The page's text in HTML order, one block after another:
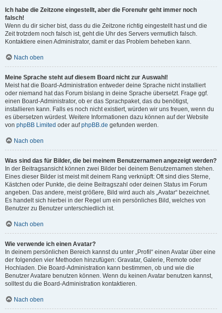
Ich habe die Zeitzone eingestellt, aber die Forenuhr geht immer noch
falsch!
Wenn du dir sicher bist, dass du die Zeitzone richtig eingestellt hast und die
Zeit trotzdem noch falsch ist, geht die Uhr des Servers vermutlich falsch.
Kontaktiere einen Administrator, damit er das Problem beheben kann.
Nach oben
Meine Sprache steht auf diesem Board nicht zur Auswahl!
Meist hat die Board-Administration entweder deine Sprache nicht installiert
oder niemand hat das Forum bislang in deine Sprache übersetzt. Frage ggf.
einen Board-Administrator, ob er das Sprachpaket, das du benötigst,
installieren kann. Falls es noch nicht existiert, würden wir uns freuen, wenn du
es übersetzen würdest. Weitere Informationen dazu können auf der Website
von phpBB Limited oder aufphpBB.de gefunden werden.
Nach oben
Was sind das für Bilder, die bei meinem Benutzernamen angezeigt werden?
In der Beitragsansicht können zwei Bilder bei deinem Benutzernamen stehen.
Eines dieser Bilder ist meist mit deinem Rang verknüpft: Oft sind dies Sterne,
Kästchen oder Punkte, die deine Beitragszahl oder deinen Status im Forum
angeben. Das andere, meist größere, Bild wird auch als „Avatar“ bezeichnet.
Es handelt sich hierbei in der Regel um ein persönliches Bild, welches von
Benutzer zu Benutzer unterschiedlich ist.
Nach oben
Wie verwende ich einen Avatar?
In deinem persönlichen Bereich kannst du unter „Profil“ einen Avatar über eine
der folgenden vier Methoden hinzufügen: Gravatar, Galerie, Remote oder
Hochladen. Die Board-Administration kann bestimmen, ob und wie die
Benutzer Avatare benutzen können. Wenn du keinen Avatar benutzen kannst,
solltest du die Board-Administration kontaktieren.
Nach oben